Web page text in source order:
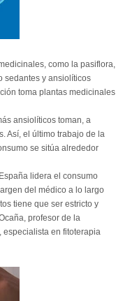
como la pasiflora,
sedantes y ansiolíticos
toma plantas medicinales
ansiolíticos toman, a
Así, el último trabajo de la
se sitúa alrededor
lidera el consumo
del médico a lo largo
tiene que ser estricto y
profesor de la
especialista en fitoterapia